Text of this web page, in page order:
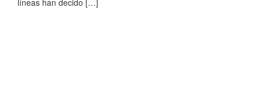
líneas han decido […]